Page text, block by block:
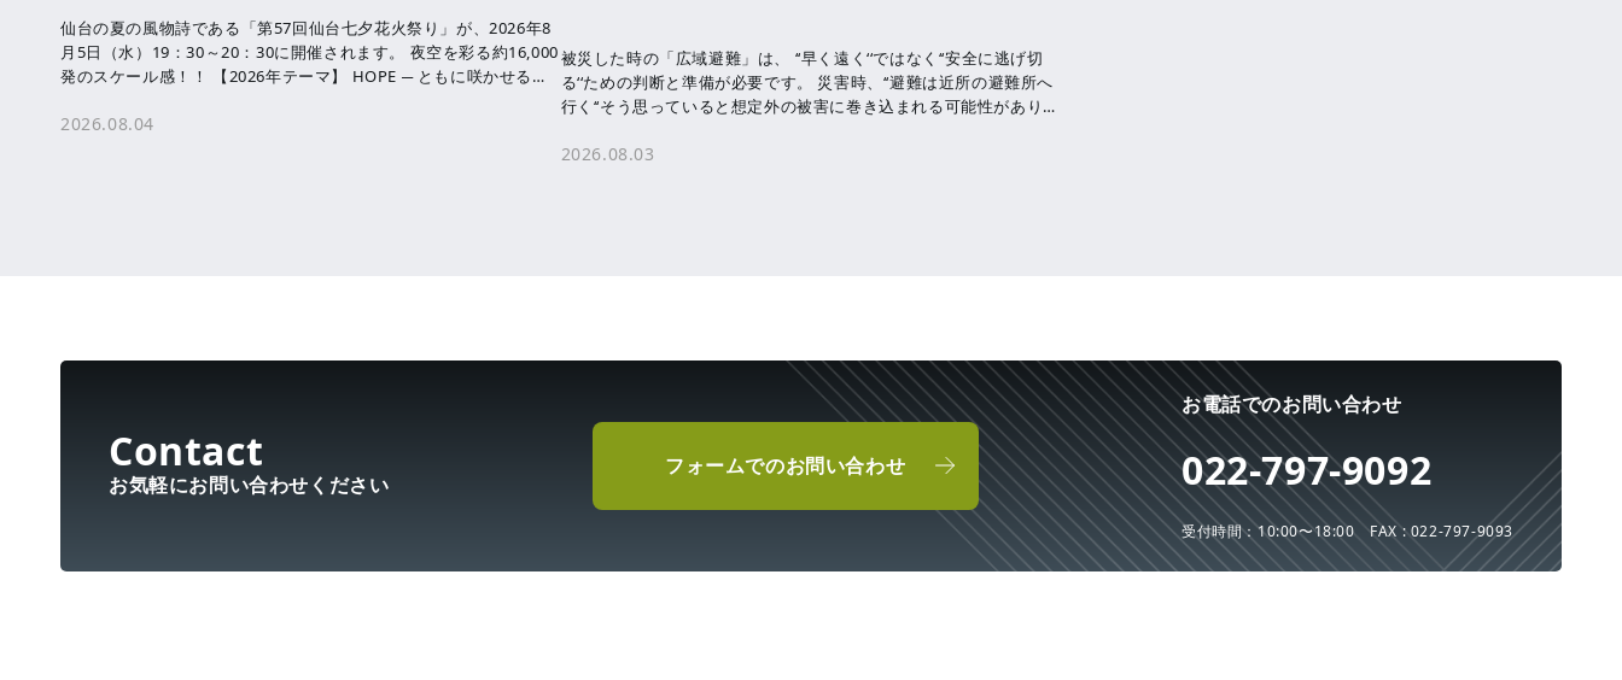
仙台の夏の風物詩である「第57回仙台七夕花火祭り」が、2026年8
月5日（水）19：30～20：30に開催されます。 夜空を彩る約16,000
発のスケール感！！ 【2026年テーマ】 HOPE ─ ともに咲かせる、
2026.08.04
被災した時の「広域避難」は、 ‘‘早く遠く‘‘ではなく‘‘安全に逃げ切
る‘‘ための判断と準備が必要です。 災害時、‘‘避難は近所の避難所へ
行く‘‘そう思っていると想定外の被害に巻き込まれる可能性がありま
2026.08.03
お気軽にお問い合わせください
フォームでのお問い合わせ
お電話でのお問い合わせ
022-797-9092
受付時間：10:00〜18:00FAX : 022-797-9093